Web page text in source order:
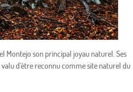
Montejo son principal joyau naturel. Ses
d'être reconnu comme site naturel du